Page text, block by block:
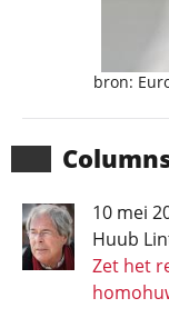
bron:
10 mei
Huub
Zet het